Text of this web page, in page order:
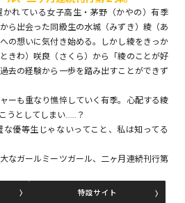
コミックパルフェ
コミックエッセイ
れている女子高生・茅野（かやの）有季
ら出会った同級生の水城（みずき）綾（あ
の想いに気付き始める。しかし綾をきっか
きわ）咲良（さくら）から「綾のことが好
去の経験から一歩を踏み出すことができず
ーも重なり憔悴していく有季。心配する綾
うとしてしまい……？
な優等生じゃないってこと、私は知ってる
なガールミーツガール、二ヶ月連続刊行第
特設サイト